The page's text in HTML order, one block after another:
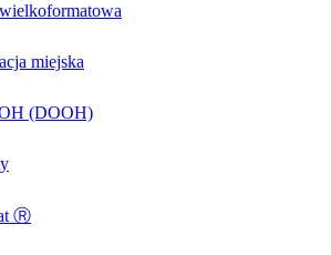
miejska
(DOOH)
Ⓡ